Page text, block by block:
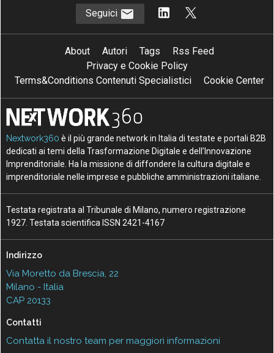
Seguici
About Autori Tags
Rss Feed
Privacy e Cookie Policy
Terms&Conditions Contenuti Specialistici
Cookie Center
Nextwork360 è il più grande network in Italia di testate e portali B2B
dedicati ai temi della Trasformazione Digitale e dell’Innovazione
Imprenditoriale. Ha la missione di diffondere la cultura digitale e
imprenditoriale nelle imprese e pubbliche amministrazioni italiane.
Testata registrata al Tribunale di Milano, numero registrazione
1927. Testata scientifica ISSN 2421-4167
Indirizzo
Via Moretto da Brescia, 22
Milano - Italia
CAP 20133
Contatti
Contatta il nostro team per maggiori informazioni